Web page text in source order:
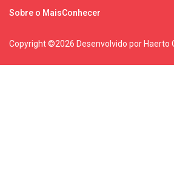
Sobre o MaisConhecer
Copyright ©2026 Desenvolvido por Haerto